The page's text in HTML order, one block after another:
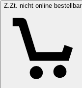
Z.Zt. nicht online bestellbar